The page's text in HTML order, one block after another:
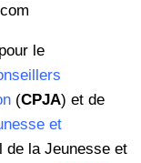
le
(CPJA) et de
et
de la Jeunesse et